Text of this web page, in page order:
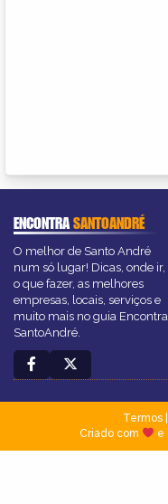
ENCONTRASANTOANDRÉ
O melhor de Santo André
num só lugar! Dicas, onde ir,
o que fazer, as melhores
empresas, locais, serviços e
muito mais no guia Encontra
SantoAndré.
Termos|
Criado com
e